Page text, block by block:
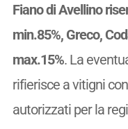
Fiano di Avellino
min.85%, Greco,
max.15%. La
rifierisce a vitigni
autorizzati per la